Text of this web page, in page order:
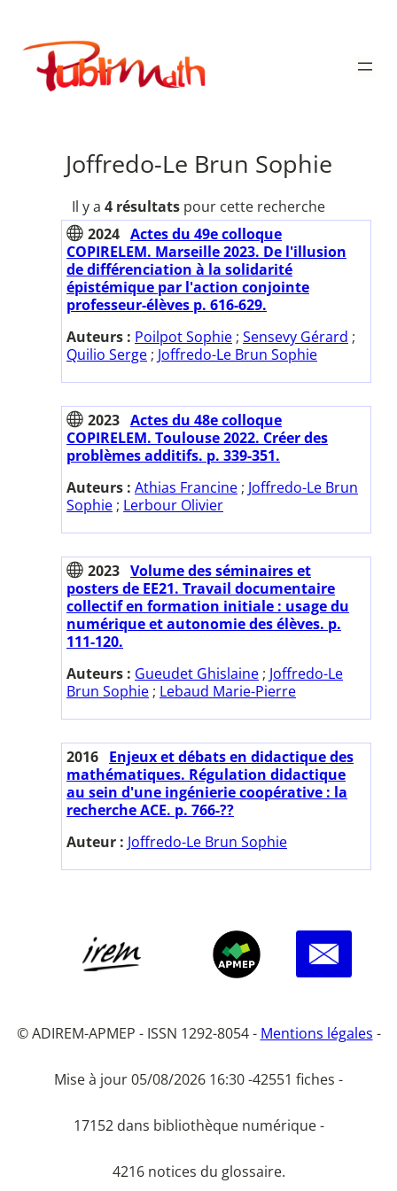
contenu
Publimath
Joffredo-Le Brun Sophie
Il y a 4 résultats pour cette recherche
2024 Actes du 49e colloque
COPIRELEM. Marseille 2023. De l'illusion
de différenciation à la solidarité
épistémique par l'action conjointe
professeur-élèves p. 616-629.
Auteurs : Poilpot Sophie ; Sensevy Gérard ;
Quilio Serge ; Joffredo-Le Brun Sophie
2023 Actes du 48e colloque
COPIRELEM. Toulouse 2022. Créer des
problèmes additifs. p. 339-351.
Auteurs : Athias Francine ; Joffredo-Le Brun
Sophie ; Lerbour Olivier
2023 Volume des séminaires et
posters de EE21. Travail documentaire
collectif en formation initiale : usage du
numérique et autonomie des élèves. p.
111-120.
Auteurs : Gueudet Ghislaine ; Joffredo-Le
Brun Sophie ; Lebaud Marie-Pierre
2016 Enjeux et débats en didactique des
mathématiques. Régulation didactique
au sein d'une ingénierie coopérative : la
recherche ACE. p. 766-??
Auteur : Joffredo-Le Brun Sophie
© ADIREM-APMEP - ISSN 1292-8054 - Mentions légales -
Mise à jour 05/08/2026 16:30 -42551 fiches -
17152 dans bibliothèque numérique -
4216 notices du glossaire.